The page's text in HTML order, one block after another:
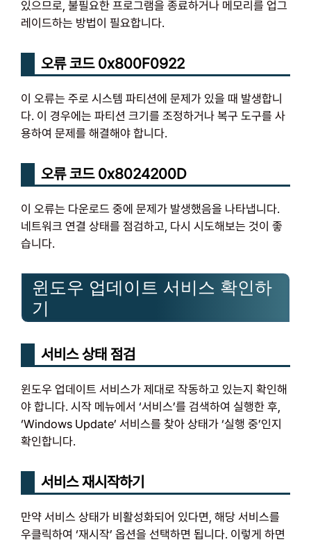
있으므로, 불필요한 프로그램을 종료하거나 메모리를 업그
레이드하는 방법이 필요합니다.
오류 코드 0x800F0922
이 오류는 주로 시스템 파티션에 문제가 있을 때 발생합니
다. 이 경우에는 파티션 크기를 조정하거나 복구 도구를 사
용하여 문제를 해결해야 합니다.
오류 코드 0x8024200D
이 오류는 다운로드 중에 문제가 발생했음을 나타냅니다.
네트워크 연결 상태를 점검하고, 다시 시도해보는 것이 좋
습니다.
윈도우 업데이트 서비스 확인하
기
서비스 상태 점검
윈도우 업데이트 서비스가 제대로 작동하고 있는지 확인해
야 합니다. 시작 메뉴에서 ‘서비스’를 검색하여 실행한 후,
‘Windows Update’ 서비스를 찾아 상태가 ‘실행 중’인지
확인합니다.
서비스 재시작하기
만약 서비스 상태가 비활성화되어 있다면, 해당 서비스를
우클릭하여 ‘재시작’ 옵션을 선택하면 됩니다. 이렇게 하면